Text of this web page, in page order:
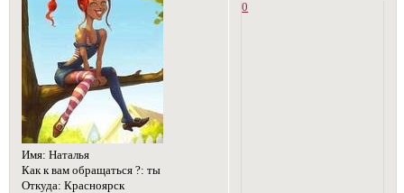
Имя: Наталья
Как к вам обращаться ?: ты
Откуда: Красноярск
0